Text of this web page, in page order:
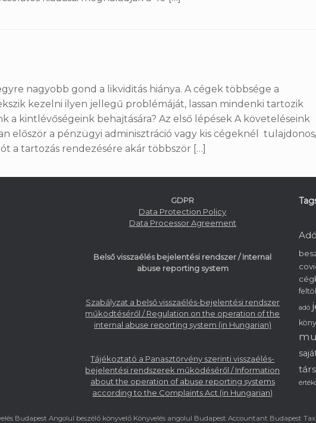
nagyobb gond a likviditás hiánya. A cégek többsége a
kezelni ilyen jellegű problémáját, lassan mindenki tartozik
a kintlévőségeink behajtására? Az első lépések A követeléseink
először a pénzügyi adminisztráció vagy kis cégeknél
a tartozás rendezésére akár többször […]
GDPR
Data Protection Policy
Data Processor Agreement
Belső visszaélés bejelentési rendszer / Internal
abuse reporting system
Szabályzat a belső visszaélés-bejelentési rendszer
működtéséről / Regulation on the operation of the
internal abuse reporting system (in Hungarian)
Tájékoztató a Panasztörvény szerinti visszaélés-
bejelentési rendszerek működéséről / Information
about the operation of abuse reporting systems
according to the Complaints Act (in Hungarian)
adó
Budapest Angolul beszélő könyvelő Könyvelés angolul Budapest Accountant Budapest